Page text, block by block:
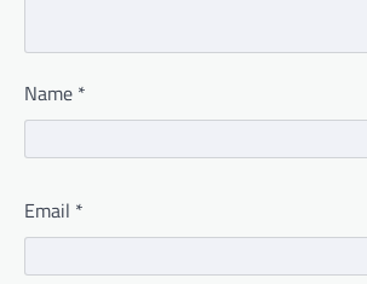
Name *
Email *